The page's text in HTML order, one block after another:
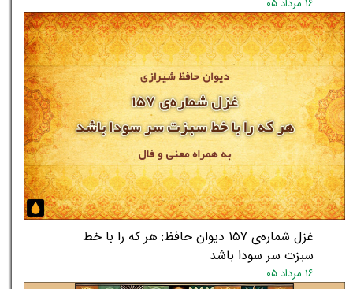
★
۱۶ مرداد ۰۵
غزل شماره‌ی ۱۵۷ دیوان حافظ: هر که را با خط
سبزت سر سودا باشد
۱۶ مرداد ۰۵